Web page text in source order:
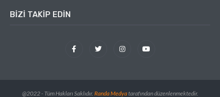
BIZI TAKIP EDIN
@2022 - Tüm Hakları Saklıdır. Randa Medyatarafından düzenlenmektedir.